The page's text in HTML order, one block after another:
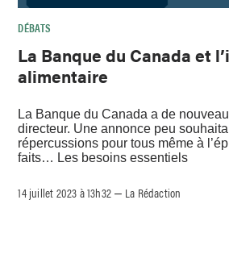
DÉBATS
La Banque du Canada et
alimentaire
La Banque du Canada a de
directeur. Une annonce peu
répercussions pour tous même à
faits… Les besoins essentiels
14 juillet 2023 à 13h32 – La Rédaction